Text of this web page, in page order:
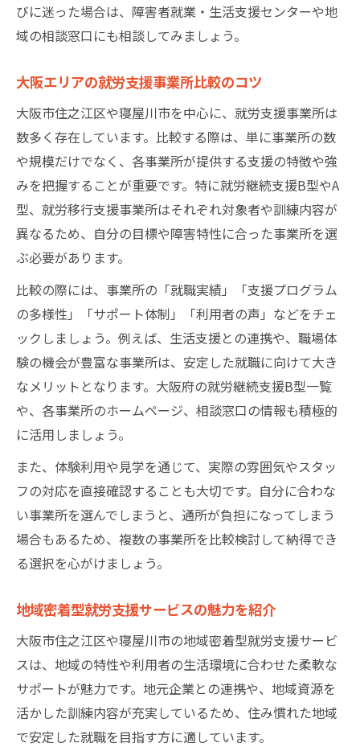
びに迷った場合は、障害者就業・生活支援センターや地
域の相談窓口にも相談してみましょう。
大阪エリアの就労支援事業所比較のコツ
大阪市住之江区や寝屋川市を中心に、就労支援事業所は
数多く存在しています。比較する際は、単に事業所の数
や規模だけでなく、各事業所が提供する支援の特徴や強
みを把握することが重要です。特に就労継続支援B型やA
型、就労移行支援事業所はそれぞれ対象者や訓練内容が
異なるため、自分の目標や障害特性に合った事業所を選
ぶ必要があります。
比較の際には、事業所の「就職実績」「支援プログラム
の多様性」「サポート体制」「利用者の声」などをチェ
ックしましょう。例えば、生活支援との連携や、職場体
験の機会が豊富な事業所は、安定した就職に向けて大き
なメリットとなります。大阪府の就労継続支援B型一覧
や、各事業所のホームページ、相談窓口の情報も積極的
に活用しましょう。
また、体験利用や見学を通じて、実際の雰囲気やスタッ
フの対応を直接確認することも大切です。自分に合わな
い事業所を選んでしまうと、通所が負担になってしまう
場合もあるため、複数の事業所を比較検討して納得でき
る選択を心がけましょう。
地域密着型就労支援サービスの魅力を紹介
大阪市住之江区や寝屋川市の地域密着型就労支援サービ
スは、地域の特性や利用者の生活環境に合わせた柔軟な
サポートが魅力です。地元企業との連携や、地域資源を
活かした訓練内容が充実しているため、住み慣れた地域
で安定した就職を目指す方に適しています。